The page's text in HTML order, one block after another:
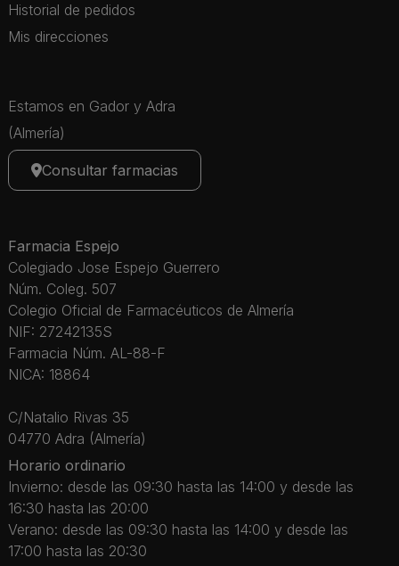
Historial de pedidos
Mis direcciones
Estamos en Gador y Adra
(Almería)
Consultar farmacias
Farmacia Espejo
Colegiado Jose Espejo Guerrero
Núm. Coleg. 507
Colegio Oficial de Farmacéuticos de Almería
NIF: 27242135S
Farmacia Núm. AL-88-F
NICA: 18864
C/Natalio Rivas 35
04770 Adra (Almería)
Horario ordinario
Invierno: desde las 09:30 hasta las 14:00 y desde las
16:30 hasta las 20:00
Verano: desde las 09:30 hasta las 14:00 y desde las
17:00 hasta las 20:30